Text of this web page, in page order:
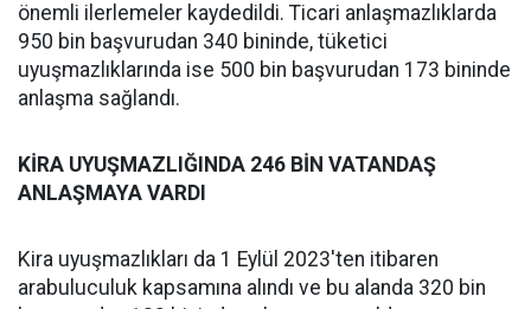
önemli ilerlemeler kaydedildi. Ticari anlaşmazlıklarda
950 bin başvurudan 340 bininde, tüketici
uyuşmazlıklarında ise 500 bin başvurudan 173 bininde
anlaşma sağlandı.
KİRA UYUŞMAZLIĞINDA 246 BİN VATANDAŞ
ANLAŞMAYA VARDI
Kira uyuşmazlıkları da 1 Eylül 2023'ten itibaren
arabuluculuk kapsamına alındı ve bu alanda 320 bin